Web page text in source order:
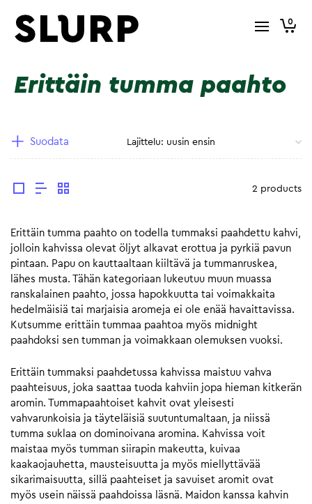
0
Erittäin tumma paahto
Suodata
2 products
Erittäin tumma paahto on todella tummaksi paahdettu kahvi,
jolloin kahvissa olevat öljyt alkavat erottua ja pyrkiä pavun
pintaan. Papu on kauttaaltaan kiiltävä ja tummanruskea,
lähes musta. Tähän kategoriaan lukeutuu muun muassa
ranskalainen paahto, jossa hapokkuutta tai voimakkaita
hedelmäisiä tai marjaisia aromeja ei ole enää havaittavissa.
Kutsumme erittäin tummaa paahtoa myös midnight
paahdoksi sen tumman ja voimakkaan olemuksen vuoksi.
Erittäin tummaksi paahdetussa kahvissa maistuu vahva
paahteisuus, joka saattaa tuoda kahviin jopa hieman kitkerän
aromin. Tummapaahtoiset kahvit ovat yleisesti
vahvarunkoisia ja täyteläisiä suutuntumaltaan, ja niissä
tumma suklaa on dominoivana aromina. Kahvissa voit
maistaa myös tumman siirapin makeutta, kuivaa
kaakaojauhetta, mausteisuutta ja myös miellyttävää
sikarimaisuutta, sillä paahteiset ja savuiset aromit ovat
myös usein näissä paahdoissa läsnä. Maidon kanssa kahvin